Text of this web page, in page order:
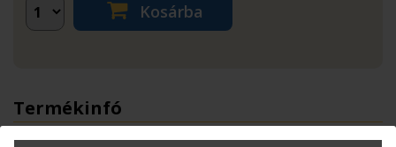
Kosárba
Termékinfó
Kategóriák
HP tintapatronok